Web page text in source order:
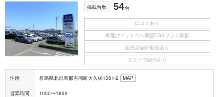
掲載台数 54台
口コミあり
車選びドットコム保証EGSプラス取扱
販売店紹介動画あり
スタッフ紹介あり
住所 群馬県北群馬郡吉岡町大久保1361-2 MAP
営業時間 1000〜1830